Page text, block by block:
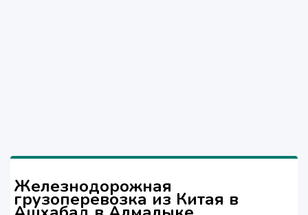
Железнодорожная
грузоперевозка из Китая в